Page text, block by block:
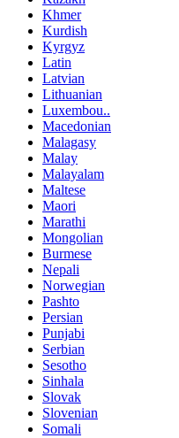
Khmer
Kurdish
Kyrgyz
Latin
Latvian
Lithuanian
Luxembou..
Macedonian
Malagasy
Malay
Malayalam
Maltese
Maori
Marathi
Mongolian
Burmese
Nepali
Norwegian
Pashto
Persian
Punjabi
Serbian
Sesotho
Sinhala
Slovak
Slovenian
Somali